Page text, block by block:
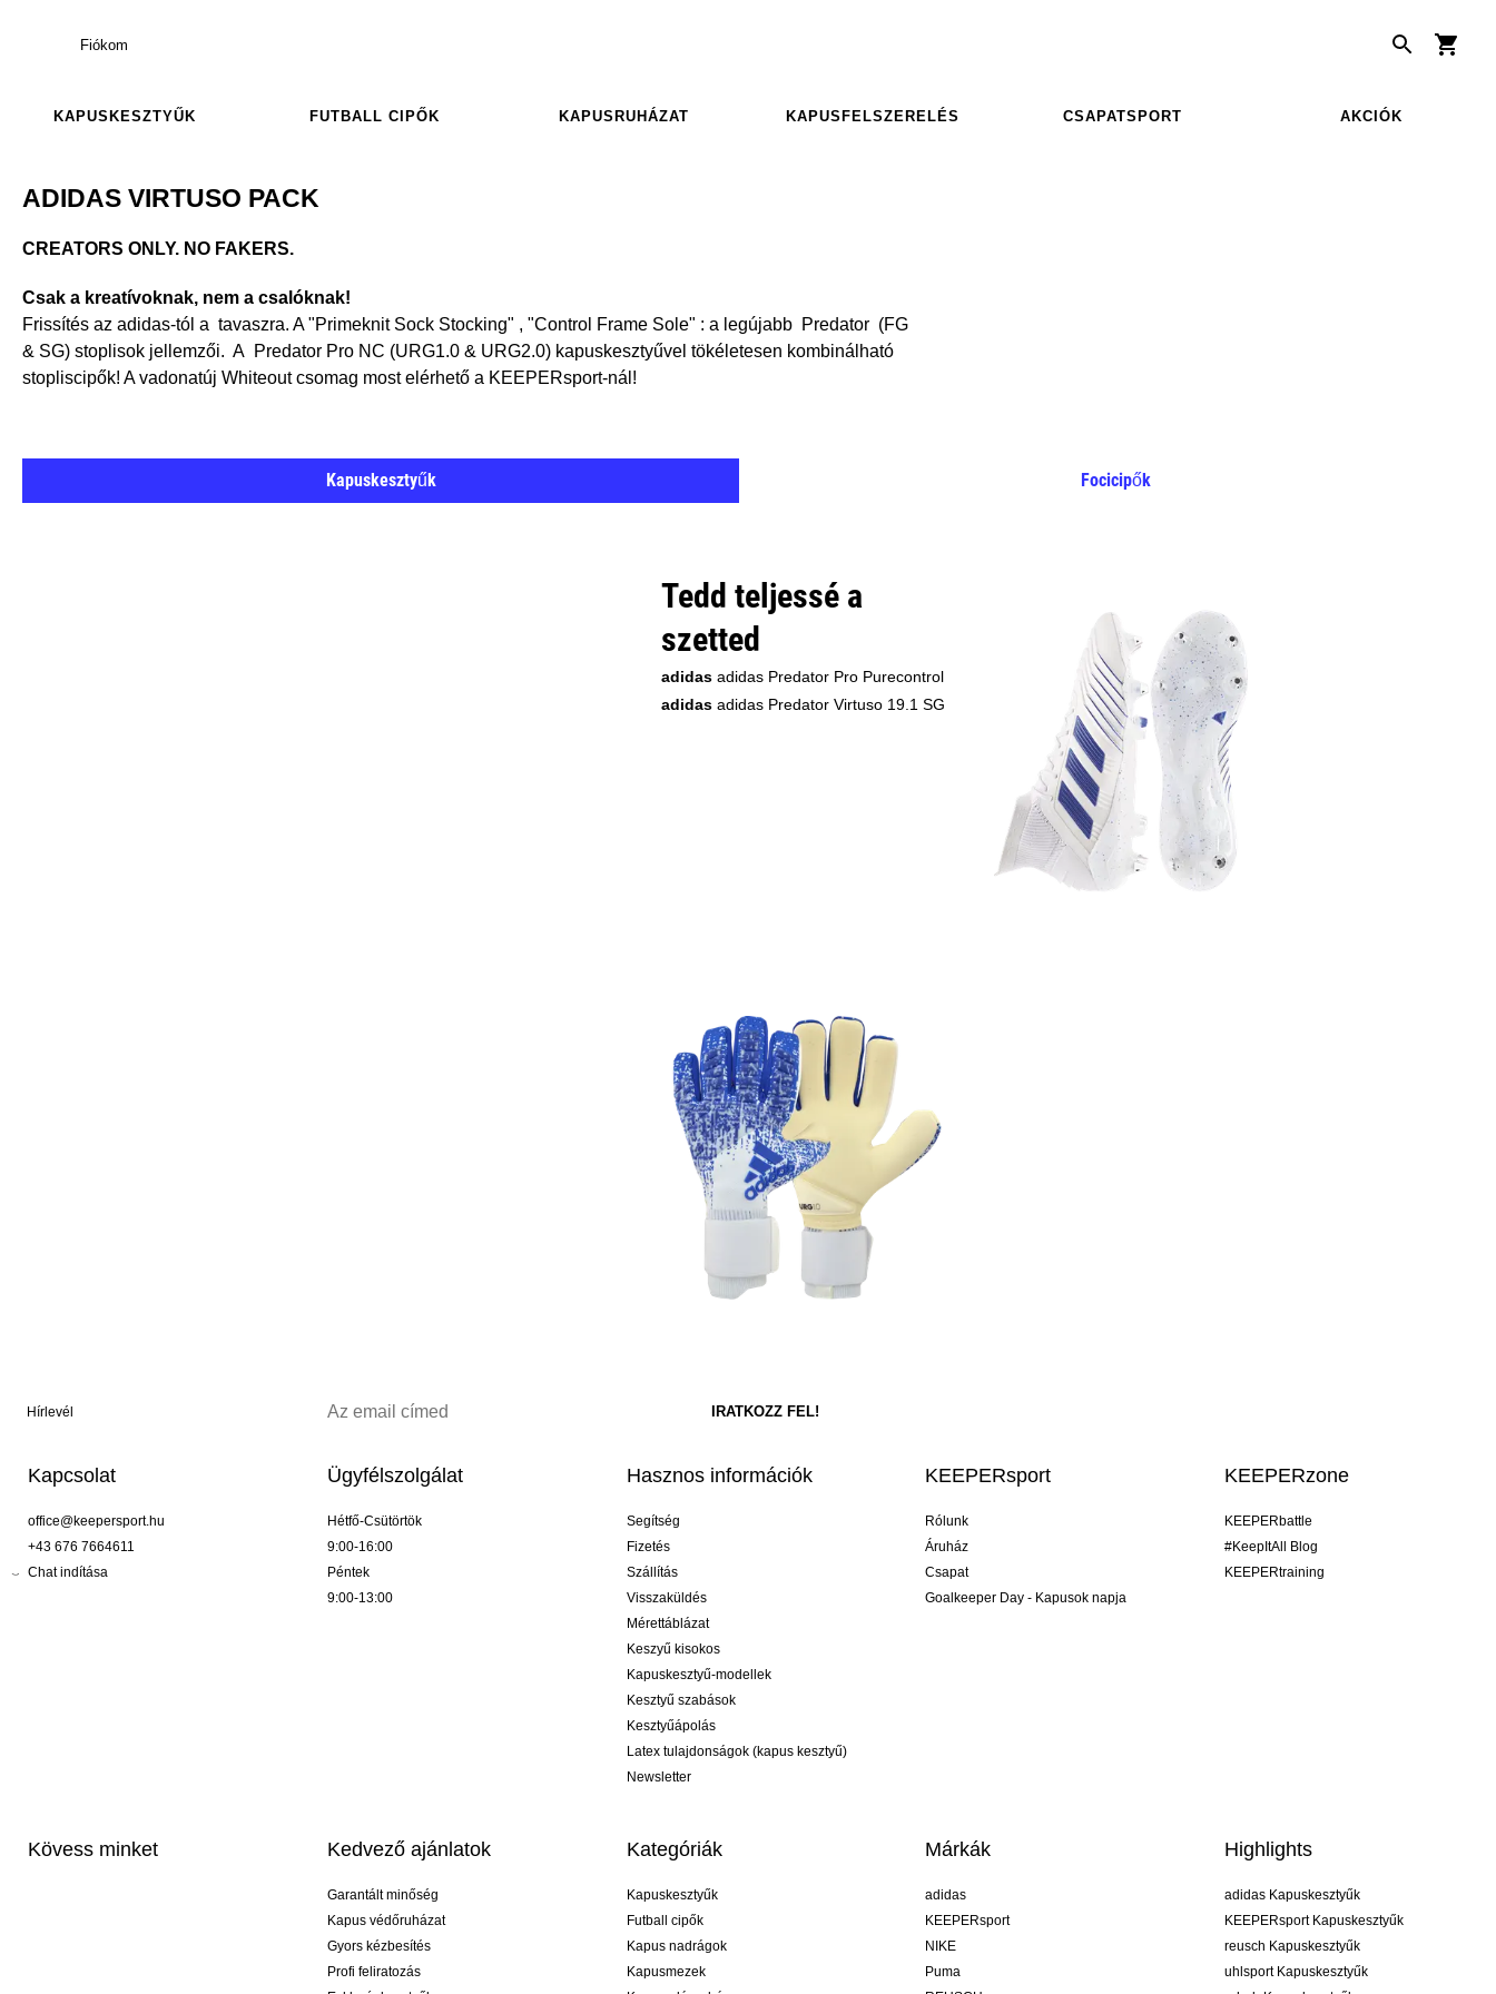
Fiókom
KAPUSKESZTYŰK FUTBALL CIPŐK KAPUSRUHÁZAT KAPUSFELSZERELÉS CSAPATSPORT AKCIÓK
ADIDAS VIRTUSO PACK
CREATORS ONLY. NO FAKERS.
Csak a kreatívoknak, nem a csalóknak!
Frissítés az adidas-tól a tavaszra. A "Primeknit Sock Stocking" , "Control Frame Sole" : a legújabb Predator (FG
& SG) stoplisok jellemzői. A Predator Pro NC (URG1.0 & URG2.0) kapuskesztyűvel tökéletesen kombinálható
stopliscipők! A vadonatúj Whiteout csomag most elérhető a KEEPERsport-nál!
Kapuskesztyűk Focicipők
Tedd teljessé a
szetted
adidas adidas Predator Pro Purecontrol
adidas adidas Predator Virtuso 19.1 SG
Hírlevél
Kapcsolat
office@keepersport.hu
+43 676 7664611
Chat indítása
Ügyfélszolgálat
Hétfő-Csütörtök
9:00-16:00
Péntek
9:00-13:00
Hasznos információk
Segítség
Fizetés
Szállítás
Visszaküldés
Mérettáblázat
Keszyű kisokos
Kapuskesztyű-modellek
Kesztyű szabások
Kesztyűápolás
Latex tulajdonságok (kapus kesztyű)
Newsletter
KEEPERsport
Rólunk
Áruház
Csapat
Goalkeeper Day - Kapusok napja
KEEPERzone
KEEPERbattle
#KeepItAll Blog
KEEPERtraining
Kövess minket Kedvező ajánlatok
Garantált minőség
Kapus védőruházat
Gyors kézbesítés
Profi feliratozás
Kategóriák
Kapuskesztyűk
Futball cipők
Kapus nadrágok
Kapusmezek
Márkák
adidas
KEEPERsport
NIKE
Puma
Highlights
adidas Kapuskesztyűk
KEEPERsport Kapuskesztyűk
reusch Kapuskesztyűk
uhlsport Kapuskesztyűk